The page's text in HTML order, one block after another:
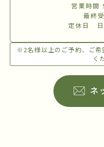
営業時間
最終
定休日 日
※2名様以上のご予約、ご希
く
ネ